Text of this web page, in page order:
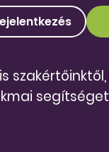
is szakértőinktől,
segítséget